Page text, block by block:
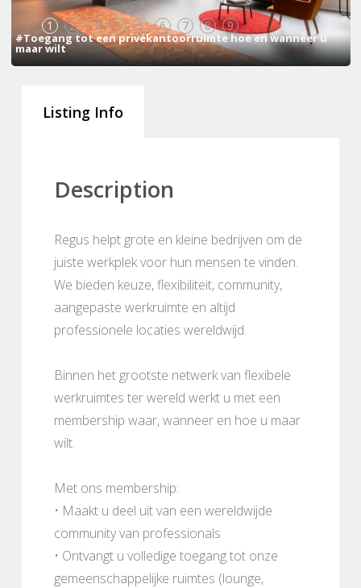
1 2 3 4 5 6 7 8 9
#Toegang tot een privékantoorruimte hoe en wanneer u
maar wilt
Listing Info
Description
Regus helpt grote en kleine bedrijven om de
juiste werkplek voor hun mensen te vinden.
We bieden keuze, flexibiliteit, community,
aangepaste werkruimte en altijd
professionele locaties wereldwijd.
Binnen het grootste netwerk van flexibele
werkruimtes ter wereld werkt u met een
membership waar, wanneer en hoe u maar
wilt.
Met ons membership:
• Maakt u deel uit van een wereldwijde
community van professionals
• Ontvangt u volledige toegang tot onze
gemeenschappelijke ruimtes (lounge,